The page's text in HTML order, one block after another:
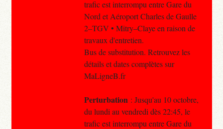
trafic est interrompu entre Gare du
Nord et Aéroport Charles de Gaulle
2–TGV • Mitry–Claye en raison de
travaux d'entretien.
Bus de substitution. Retrouvez les
détails et dates complètes sur
MaLigneB.fr
Perturbation : Jusqu'au 10 octobre,
du lundi au vendredi dès 22:45, le
trafic est interrompu entre Gare du